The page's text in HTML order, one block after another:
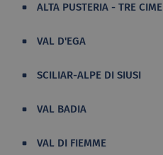
ALTA PUSTERIA - TRE CIME
VAL D'EGA
SCILIAR-ALPE DI SIUSI
VAL BADIA
VAL DI FIEMME